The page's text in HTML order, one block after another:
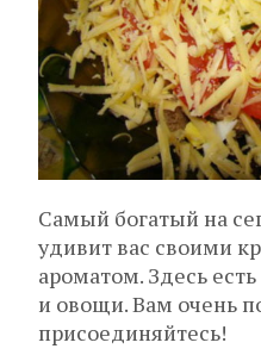
Самый богатый на
удивит вас своими
ароматом. Здесь
и овощи. Вам очень
присоединяйтесь!